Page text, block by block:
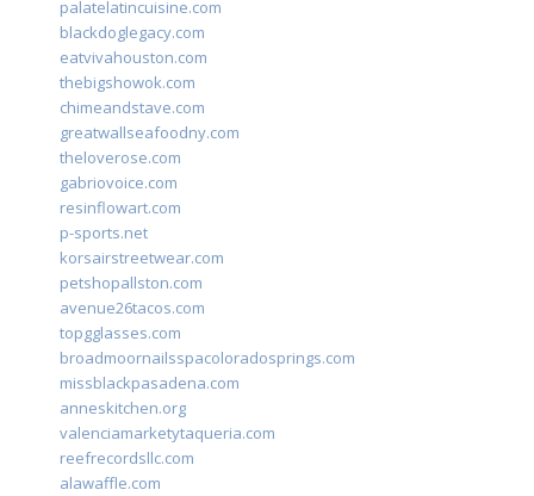
palatelatincuisine.com
blackdoglegacy.com
eatvivahouston.com
thebigshowok.com
chimeandstave.com
greatwallseafoodny.com
theloverose.com
gabriovoice.com
resinflowart.com
p-sports.net
korsairstreetwear.com
petshopallston.com
avenue26tacos.com
topgglasses.com
broadmoornailsspacoloradosprings.com
missblackpasadena.com
anneskitchen.org
valenciamarketytaqueria.com
reefrecordsllc.com
alawaffle.com